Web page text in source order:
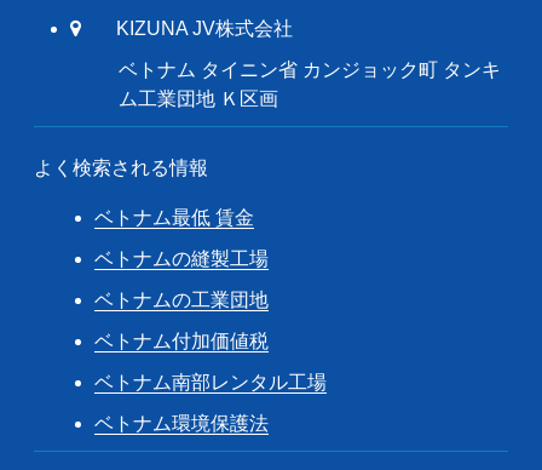
KIZUNA JV株式会社
ベトナム タイニン省 カンジョック町 タンキ
ム工業団地 Ｋ区画
よく検索される情報
ベトナム最低 賃金
ベトナムの縫製工場
ベトナムの工業団地
ベトナム付加価値税
ベトナム南部レンタル工場
ベトナム環境保護法